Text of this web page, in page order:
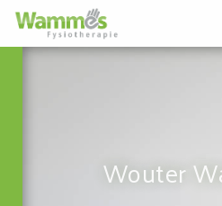
Wouter